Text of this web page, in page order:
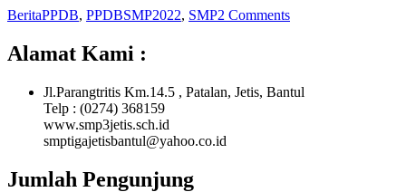
BeritaPPDB, PPDBSMP2022, SMP2 Comments
Alamat Kami :
Jl.Parangtritis Km.14.5 , Patalan, Jetis, Bantul
Telp : (0274) 368159
www.smp3jetis.sch.id
smptigajetisbantul@yahoo.co.id
Jumlah Pengunjung